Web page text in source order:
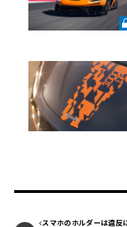
スマホのホルダーは違反